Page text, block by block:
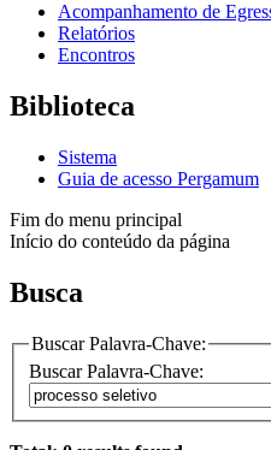
Acompanhamento de
Relatórios
Encontros
Biblioteca
Sistema
Guia de acesso Pergamum
Fim do menu principal
Início do conteúdo da página
Busca
Buscar Palavra-Chave:
Buscar Palavra-Chave: